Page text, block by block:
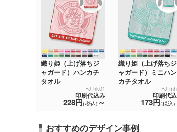
織り姫（上げ落ちジ
ャガード）ハンカチ
タオル
FJ-hk01
印刷代込み
228円(税込) ～
織り姫（上げ落ちジ
ャガード）ミニハン
カチタオル
FJ-
印刷代
173円(税込)
おすすめのデザイン事例